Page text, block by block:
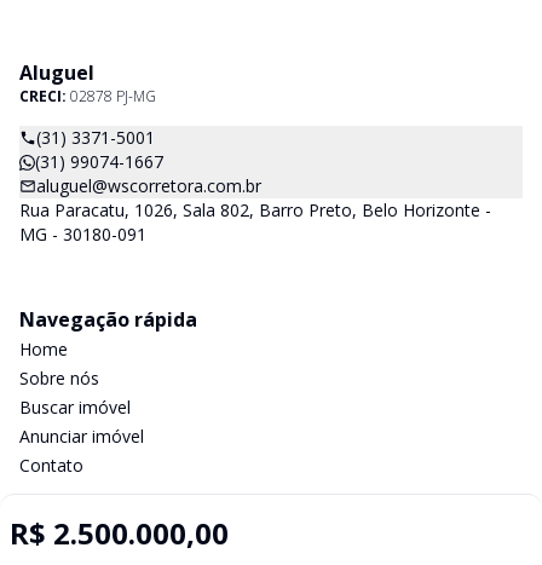
R$ 2.500.000,00
Aluguel
CRECI: 02878 PJ-MG
(31) 3371-5001
(31) 99074-1667
aluguel@wscorretora.com.br
Rua Paracatu, 1026, Sala 802, Barro Preto, Belo Horizonte -
MG - 30180-091
Navegação rápida
Home
Sobre nós
Buscar imóvel
Anunciar imóvel
Contato